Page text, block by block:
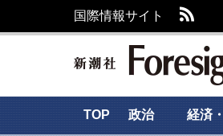
国際情報サイト
TOP 政治 経済